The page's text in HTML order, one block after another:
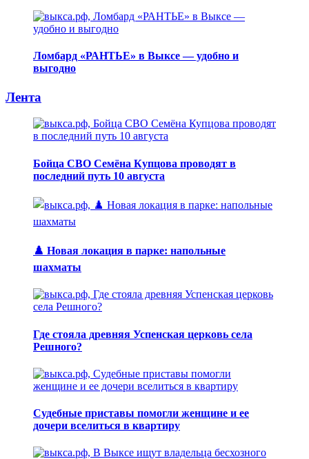
Ломбард «РАНТЬЕ» в Выксе — удобно и
выгодно
Лента
Бойца СВО Семёна Купцова проводят в
последний путь 10 августа
♟️ Новая локация в парке: напольные
шахматы
Где стояла древняя Успенская церковь села
Решного?
Судебные приставы помогли женщине и ее
дочери вселиться в квартиру